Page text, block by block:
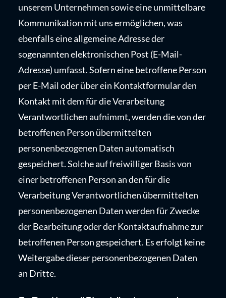
unserem Unternehmen sowie eine unmittelbare
Kommunikation mit uns ermöglichen, was
ebenfalls eine allgemeine Adresse der
sogenannten elektronischen Post (E-Mail-
Adresse) umfasst. Sofern eine betroffene Person
per E-Mail oder über ein Kontaktformular den
Kontakt mit dem für die Verarbeitung
Verantwortlichen aufnimmt, werden die von der
betroffenen Person übermittelten
personenbezogenen Daten automatisch
gespeichert. Solche auf freiwilliger Basis von
einer betroffenen Person an den für die
Verarbeitung Verantwortlichen übermittelten
personenbezogenen Daten werden für Zwecke
der Bearbeitung oder der Kontaktaufnahme zur
betroffenen Person gespeichert. Es erfolgt keine
Weitergabe dieser personenbezogenen Daten
an Dritte.